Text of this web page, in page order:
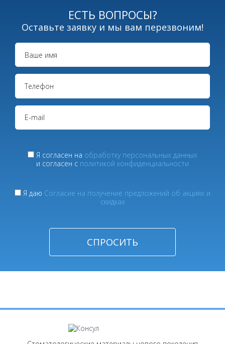
ЕСТЬ ВОПРОСЫ?
Оставьте заявку и мы вам перезвоним!
Я согласен на обработку персональных данных
и согласен с политикой конфиденциальности
Я даю Согласие на получение предложений об акциях и
скидках